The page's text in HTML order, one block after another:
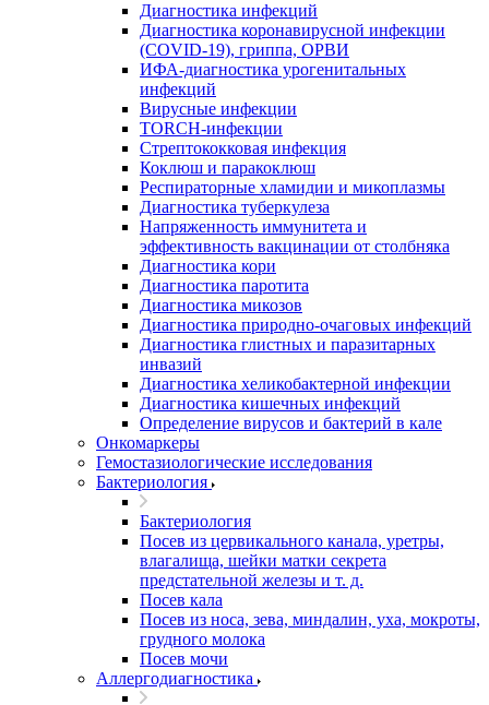
Диагностика инфекций
Диагностика коронавирусной инфекции
(COVID-19), гриппа, ОРВИ
ИФА-диагностика урогенитальных
инфекций
Вирусные инфекции
TORCH-инфекции
Стрептококковая инфекция
Коклюш и паракоклюш
Респираторные хламидии и микоплазмы
Диагностика туберкулеза
Напряженность иммунитета и
эффективность вакцинации от столбняка
Диагностика кори
Диагностика паротита
Диагностика микозов
Диагностика природно-очаговых инфекций
Диагностика глистных и паразитарных
инвазий
Диагностика хеликобактерной инфекции
Диагностика кишечных инфекций
Определение вирусов и бактерий в кале
Онкомаркеры
Гемостазиологические исследования
Бактериология
Бактериология
Посев из цервикального канала, уретры,
влагалища, шейки матки секрета
предстательной железы и т. д.
Посев кала
Посев из носа, зева, миндалин, уха, мокроты,
грудного молока
Посев мочи
Аллергодиагностика